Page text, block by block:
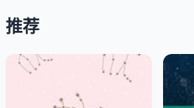
双子座男生是一个好奇心和活力的
推荐